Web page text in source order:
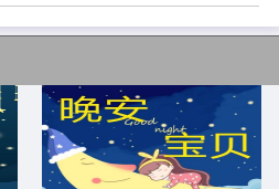
把自己过得这么累，费尽心思让
己该怎么笑。晚安
，一个叫认真，一个叫坚持。
的人改变了命运!晚安!
音量，需要的是智慧;对不同的